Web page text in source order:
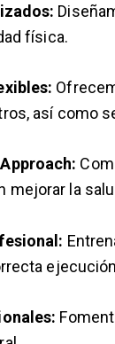
física.
así como
mejorar la